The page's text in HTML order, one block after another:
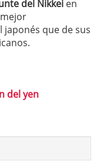
del Nikkei en
que de sus
del yen